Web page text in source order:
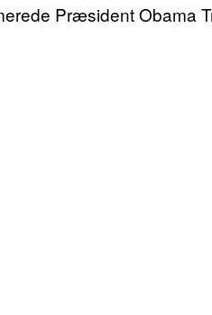
Præsident Obama